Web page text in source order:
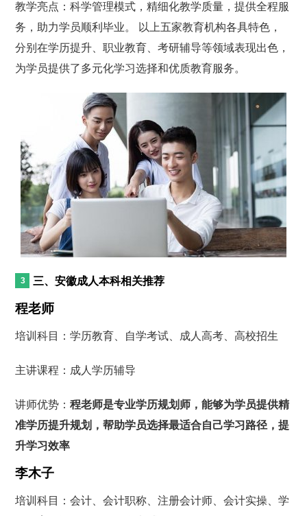
教学亮点：科学管理模式，精细化教学质量，提供全程服
务，助力学员顺利毕业。 以上五家教育机构各具特色，
分别在学历提升、职业教育、考研辅导等领域表现出色，
为学员提供了多元化学习选择和优质教育服务。
三、安徽成人本科相关推荐
程老师
培训科目：学历教育、自学考试、成人高考、高校招生
主讲课程：成人学历辅导
讲师优势：程老师是专业学历规划师，能够为学员提供精
准学历提升规划，帮助学员选择最适合自己学习路径，提
升学习效率
李木子
培训科目：会计、会计职称、注册会计师、会计实操、学